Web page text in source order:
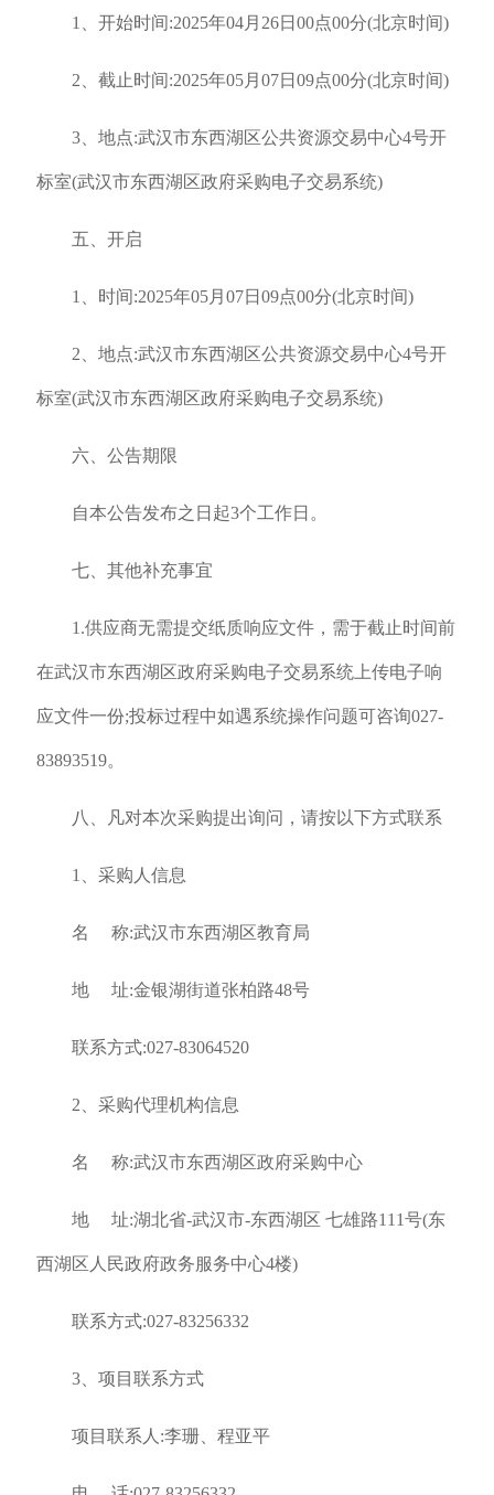
1、开始时间:2025年04月26日00点00分(北京时间)
2、截止时间:2025年05月07日09点00分(北京时间)
3、地点:武汉市东西湖区公共资源交易中心4号开
标室(武汉市东西湖区政府采购电子交易系统)
五、开启
1、时间:2025年05月07日09点00分(北京时间)
2、地点:武汉市东西湖区公共资源交易中心4号开
标室(武汉市东西湖区政府采购电子交易系统)
六、公告期限
自本公告发布之日起3个工作日。
七、其他补充事宜
1.供应商无需提交纸质响应文件，需于截止时间前
在武汉市东西湖区政府采购电子交易系统上传电子响
应文件一份;投标过程中如遇系统操作问题可咨询027-
83893519。
八、凡对本次采购提出询问，请按以下方式联系
1、采购人信息
名 称:武汉市东西湖区教育局
地 址:金银湖街道张柏路48号
联系方式:027-83064520
2、采购代理机构信息
名 称:武汉市东西湖区政府采购中心
地 址:湖北省-武汉市-东西湖区 七雄路111号(东
西湖区人民政府政务服务中心4楼)
联系方式:027-83256332
3、项目联系方式
项目联系人:李珊、程亚平